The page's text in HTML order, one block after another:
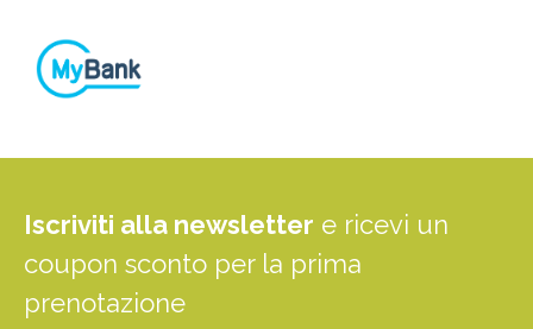
Iscriviti alla newsletter e ricevi un
coupon sconto per la prima
prenotazione